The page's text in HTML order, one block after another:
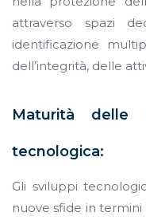
attraverso spazi
identificazione
dell’integrità, delle
Maturità delle
tecnologica:
Gli sviluppi
nuove sfide in